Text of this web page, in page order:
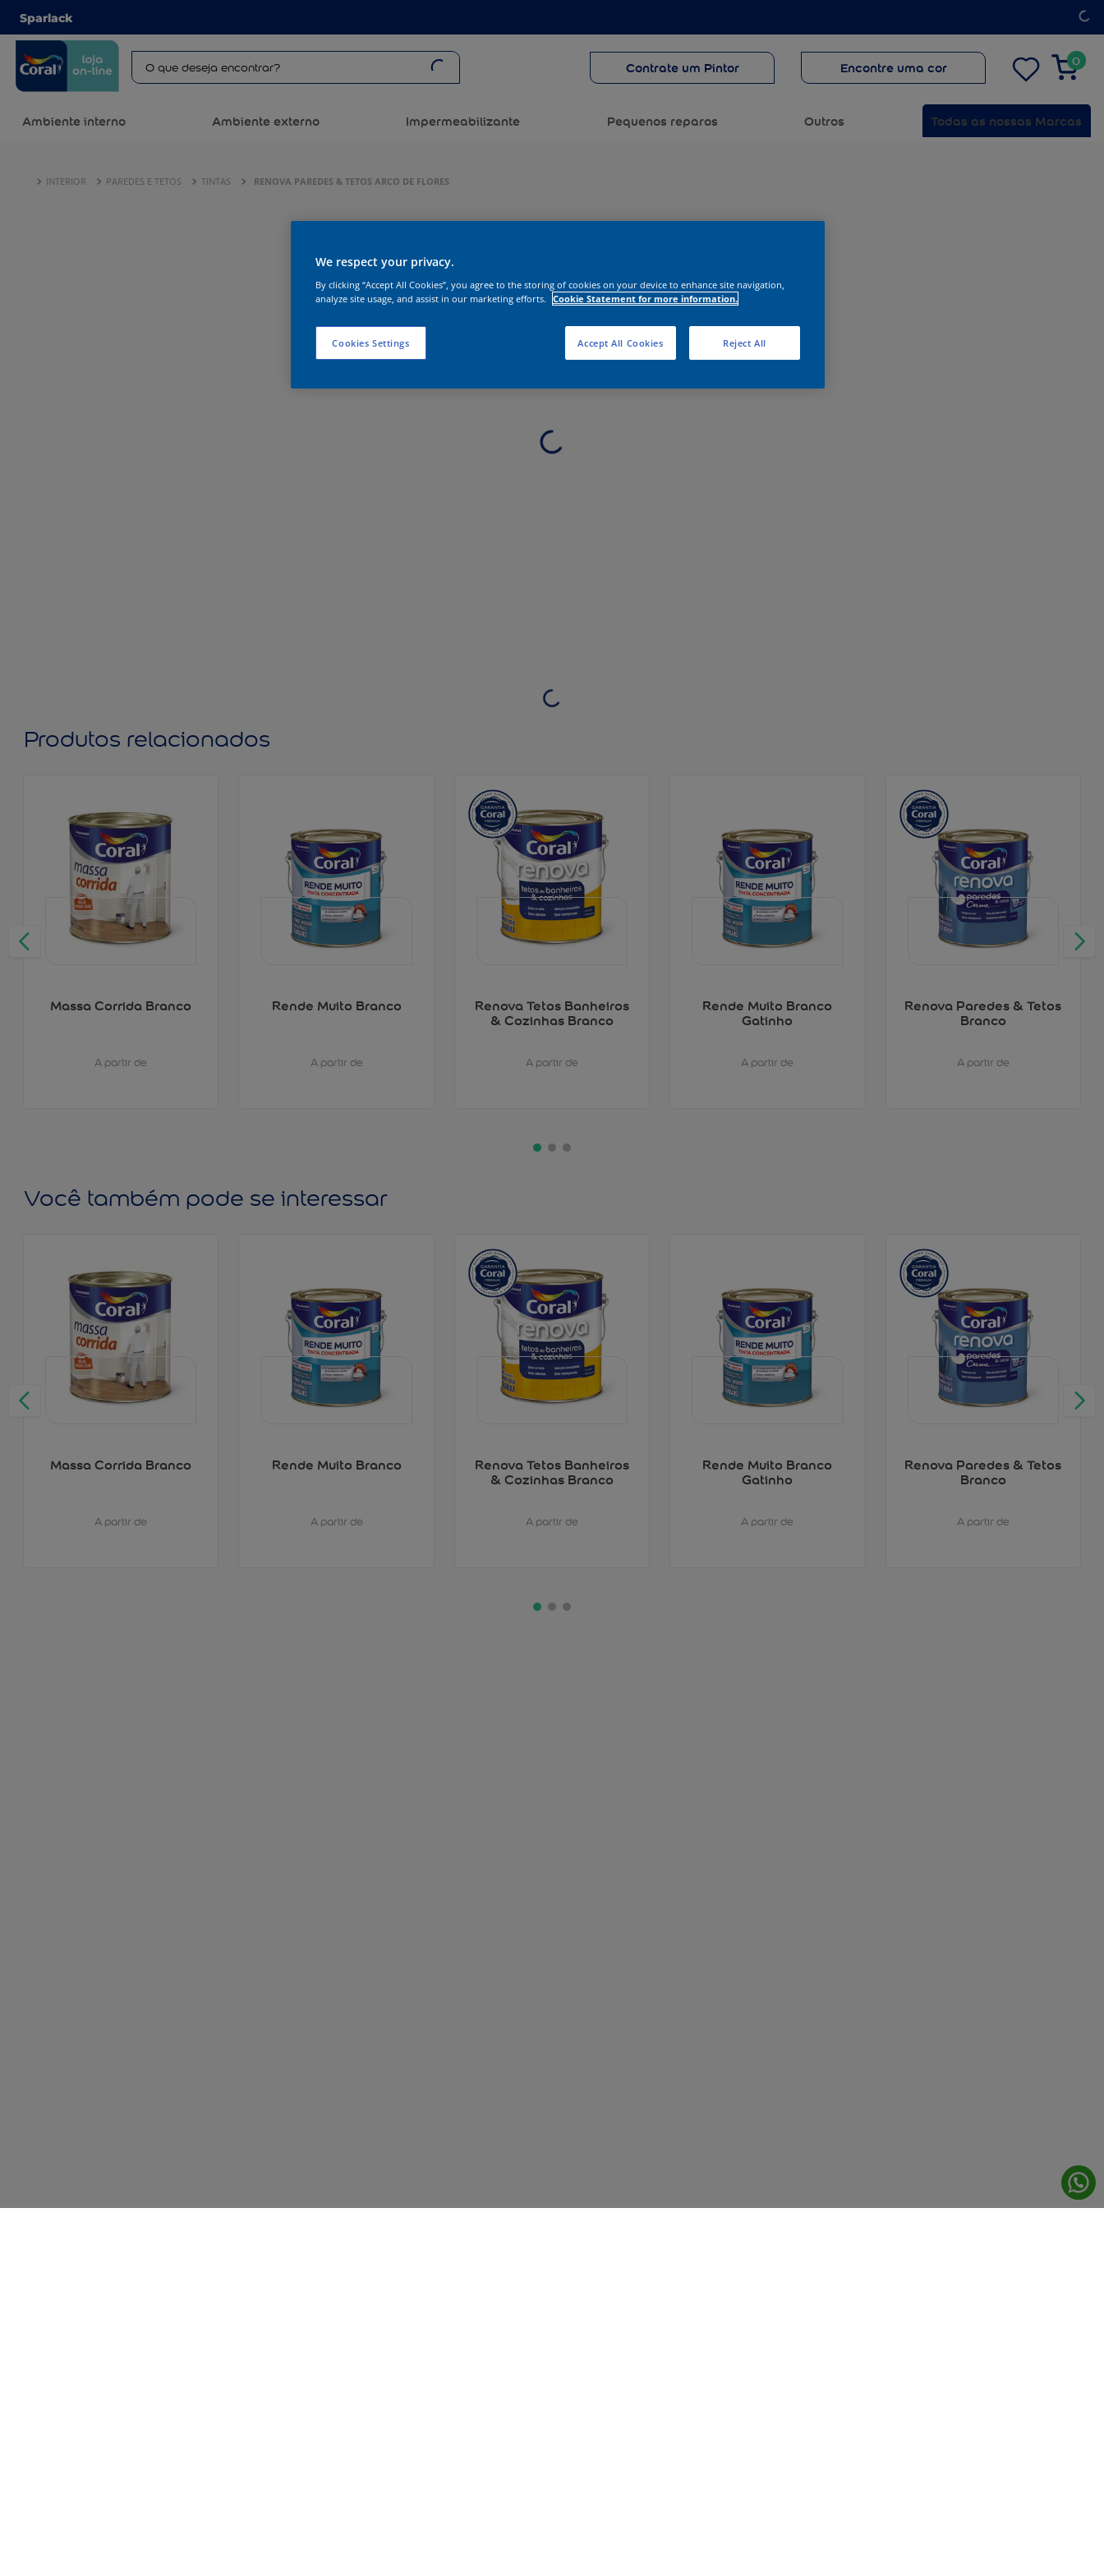
Sparlack
Contrate um Pintor Encontre uma cor 0
Ambiente interno Ambiente externo Impermeabilizante Pequenos reparos Outros Todas as nossas Marcas
INTERIOR PAREDES E TETOS TINTAS RENOVA PAREDES & TETOS ARCO DE FLORES
Produtos relacionados
Massa Corrida Branco
A partir de
Rende Muito Branco
A partir de
Renova Tetos Banheiros
& Cozinhas Branco
A partir de
Rende Muito Branco
Gatinho
A partir de
Renova Paredes & Tetos
Branco
A partir de
Você também pode se interessar
Massa Corrida Branco
A partir de
Rende Muito Branco
A partir de
Renova Tetos Banheiros
& Cozinhas Branco
A partir de
Rende Muito Branco
Gatinho
A partir de
Renova Paredes & Tetos
Branco
A partir de
We respect your privacy.
By clicking “Accept All Cookies”, you agree to the storing of cookies on your device to enhance site navigation,
analyze site usage, and assist in our marketing efforts. Cookie Statement for more information.
Cookies Settings Reject All
Accept All Cookies